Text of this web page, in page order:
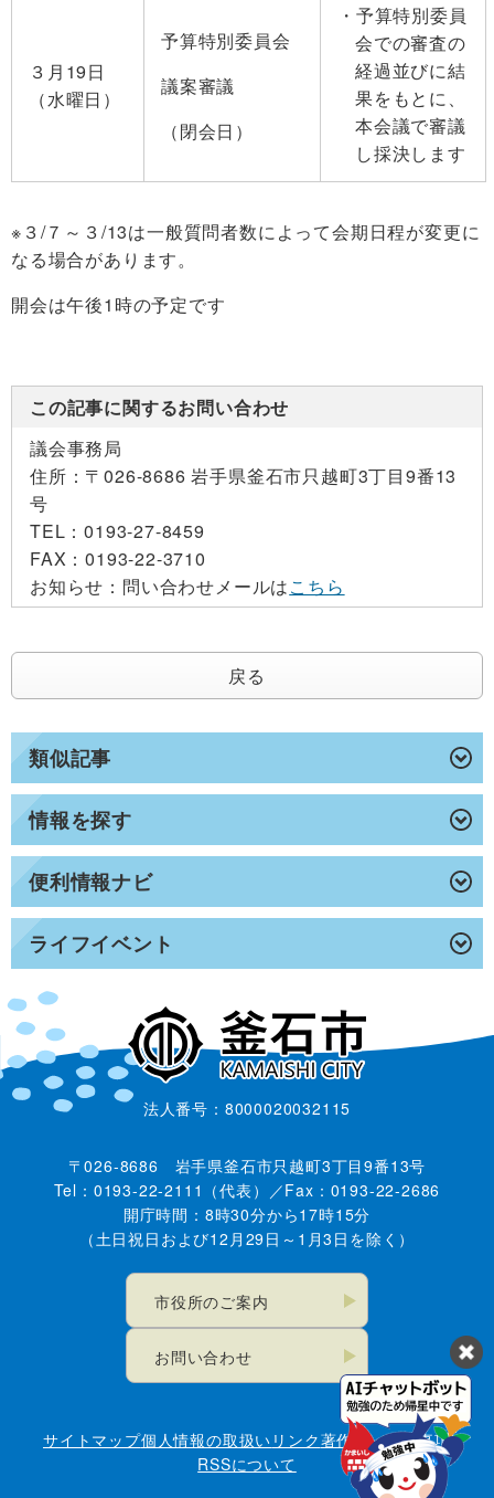
類似記事
情報を探す
便利情報ナビ
ライフイベント
３月19日
（水曜日）
予算特別委員会
議案審議
（閉会日）
予算特別委員
会での審査の
経過並びに結
果をもとに、
本会議で審議
し採決します
※３/７～３/13は一般質問者数によって会期日程が変更に
なる場合があります。
開会は午後1時の予定です
この記事に関するお問い合わせ
議会事務局
住所： 〒026-8686 岩手県釜石市只越町3丁目9番13
号
TEL：0193-27-8459
FAX：0193-22-3710
お知らせ： 問い合わせメールはこちら
戻る
法人番号：8000020032115
〒026-8686 岩手県釜石市只越町3丁目9番13号
Tel：0193-22-2111（代表）／Fax：0193-22-2686
開庁時間：8時30分から17時15分
（土日祝日および12月29日～1月3日を除く）
市役所のご案内
お問い合わせ
サイトマップ個人情報の取扱い リンク著作権・免責事項
RSSについて